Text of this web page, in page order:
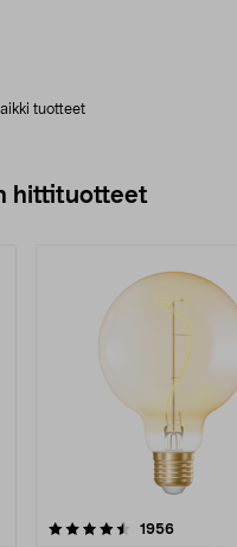
tuotteet
hittituotteet
1956
4.5 viidestä